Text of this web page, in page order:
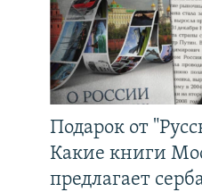
Подарок от
Какие книги
предлагает